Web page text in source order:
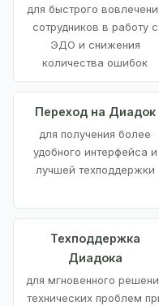
для быстрого
сотрудников в работу с
ЭДО и снижения
количества ошибок
Переход на Диадок
для получения более
удобного интерфейса и
лучшей техподдержки
Техподдержка
Диадока
для мгновенного
технических проблем